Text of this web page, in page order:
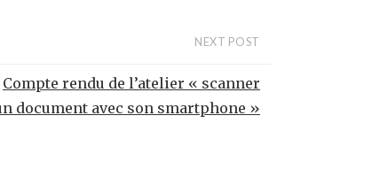
NEXT POST
Compte rendu de l’atelier « scanner
document avec son smartphone »